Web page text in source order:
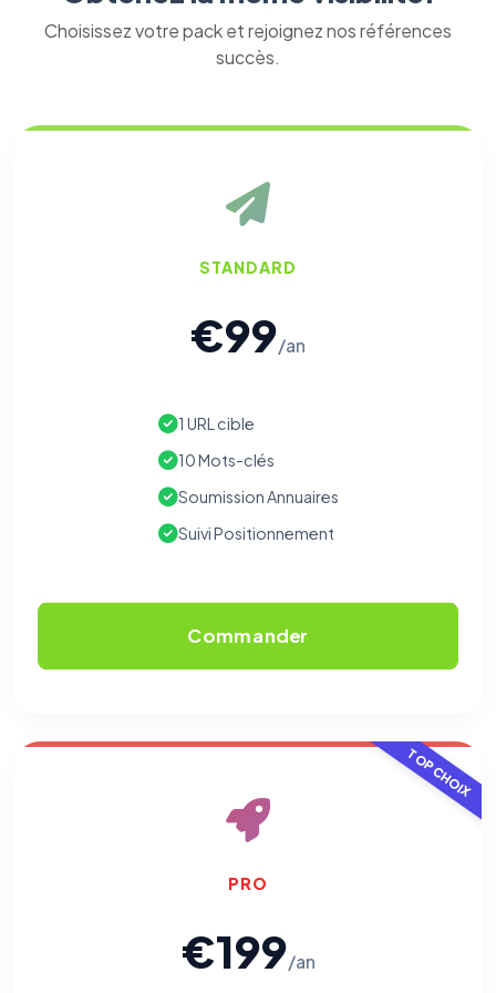
Choisissez votre pack et rejoignez nos références
succès.
STANDARD
€99/an
1 URL cible
10 Mots-clés
Soumission Annuaires
Suivi Positionnement
Commander
TOP CHOIX
PRO
€199/an